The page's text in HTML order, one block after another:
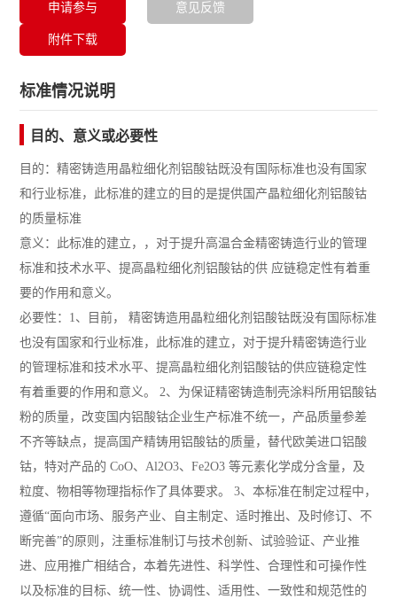
申请参与 意见反馈
附件下载
标准情况说明
目的、意义或必要性
目的：精密铸造用晶粒细化剂铝酸钴既没有国际标准也没有国家
和行业标准，此标准的建立的目的是提供国产晶粒细化剂铝酸钴
的质量标准
意义：此标准的建立，，对于提升高温合金精密铸造行业的管理
标准和技术水平、提高晶粒细化剂铝酸钴的供 应链稳定性有着重
要的作用和意义。
必要性：1、目前， 精密铸造用晶粒细化剂铝酸钴既没有国际标准
也没有国家和行业标准，此标准的建立，对于提升精密铸造行业
的管理标准和技术水平、提高晶粒细化剂铝酸钴的供应链稳定性
有着重要的作用和意义。 2、为保证精密铸造制壳涂料所用铝酸钴
粉的质量，改变国内铝酸钴企业生产标准不统一，产品质量参差
不齐等缺点，提高国产精铸用铝酸钴的质量，替代欧美进口铝酸
钴，特对产品的 CoO、Al2O3、Fe2O3 等元素化学成分含量，及
粒度、物相等物理指标作了具体要求。 3、本标准在制定过程中，
遵循“面向市场、服务产业、自主制定、适时推出、及时修订、不
断完善”的原则，注重标准制订与技术创新、试验验证、产业推
进、应用推广相结合，本着先进性、科学性、合理性和可操作性
以及标准的目标、统一性、协调性、适用性、一致性和规范性的